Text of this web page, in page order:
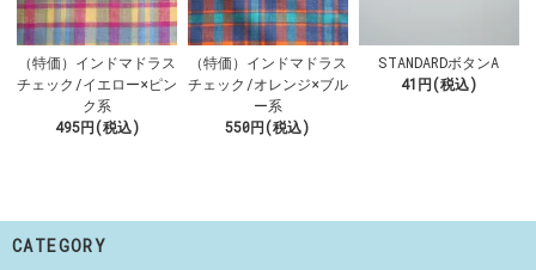
（特価）インドマドラス
チェック/イエロー×ピン
ク系
495円(税込)
（特価）インドマドラス
チェック/オレンジ×ブル
ー系
550円(税込)
STANDARDボタンA
41円(税込)
CATEGORY